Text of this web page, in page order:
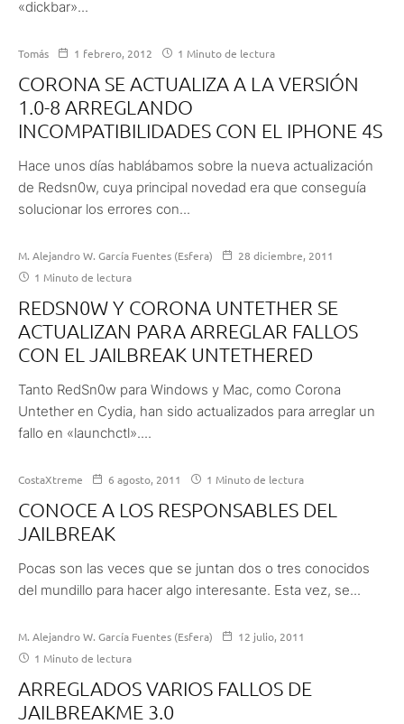
«dickbar»...
Tomás 1 febrero, 2012 1 Minuto de lectura
CORONA SE ACTUALIZA A LA VERSIÓN
1.0-8 ARREGLANDO
INCOMPATIBILIDADES CON EL IPHONE 4S
Hace unos días hablábamos sobre la nueva actualización
de Redsn0w, cuya principal novedad era que conseguía
solucionar los errores con...
M. Alejandro W. García Fuentes (Esfera)
28 diciembre, 2011
1 Minuto de lectura
REDSN0W Y CORONA UNTETHER SE
ACTUALIZAN PARA ARREGLAR FALLOS
CON EL JAILBREAK UNTETHERED
Tanto RedSn0w para Windows y Mac, como Corona
Untether en Cydia, han sido actualizados para arreglar un
fallo en «launchctl»....
CostaXtreme 6 agosto, 2011 1 Minuto de lectura
CONOCE A LOS RESPONSABLES DEL
JAILBREAK
Pocas son las veces que se juntan dos o tres conocidos
del mundillo para hacer algo interesante. Esta vez, se...
M. Alejandro W. García Fuentes (Esfera)
12 julio, 2011
1 Minuto de lectura
ARREGLADOS VARIOS FALLOS DE
JAILBREAKME 3.0